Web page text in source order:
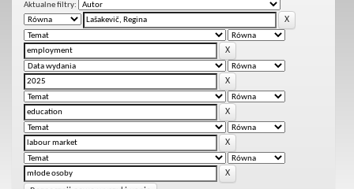
Aktualne filtry: